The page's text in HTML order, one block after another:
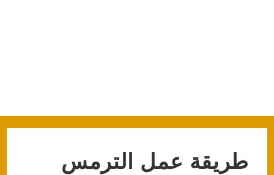
طريقة عمل الترمس